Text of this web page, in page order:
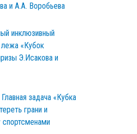
и А.А. Воробьева
инклюзивный
«Кубок
Э.Исакова и
задача «Кубка
грани и